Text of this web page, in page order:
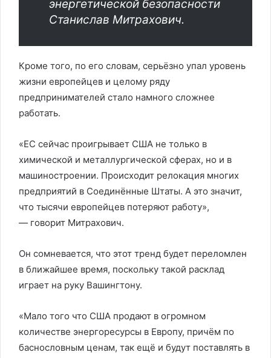
энергетической безопасности
Станислав Митрахович.
Кроме того, по его словам, серьёзно упал уровень
жизни европейцев и целому ряду
предпринимателей стало намного сложнее
работать.
«ЕС сейчас проигрывает США не только в
химической и металлургической сферах, но и в
машиностроении. Происходит релокация многих
предприятий в Соединённые Штаты. А это значит,
что тысячи европейцев потеряют работу»,
— говорит Митрахович.
Он сомневается, что этот тренд будет переломлен
в ближайшее время, поскольку такой расклад
играет на руку Вашингтону.
«Мало того что США продают в огромном
количестве энергоресурсы в Европу, причём по
баснословным ценам, так ещё и будут поставлять в